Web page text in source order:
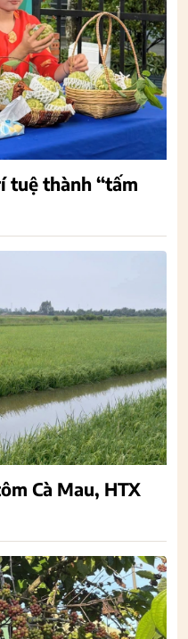
tuệ thành “tấm
Cà Mau, HTX